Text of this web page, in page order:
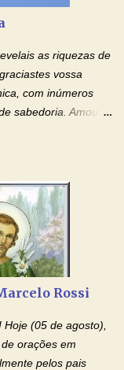
Amados!! Nesta
com as
DE JESUS E NO
as riquezas de
vossa
com inúmeros
sabedoria. Amou a
do Espírito Santo.
os favores
Deus Nhá Chica)
Nhá Chica,
Divina e as
urgente (Fazer
bondoso as
(Fazer o ...
Rossi
(05 de agosto),
orações em
pelos pais